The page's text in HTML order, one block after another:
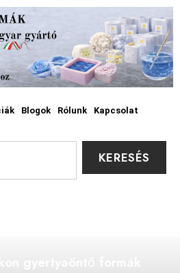
Blogok Rólunk Kapcsolat
KERESÉS